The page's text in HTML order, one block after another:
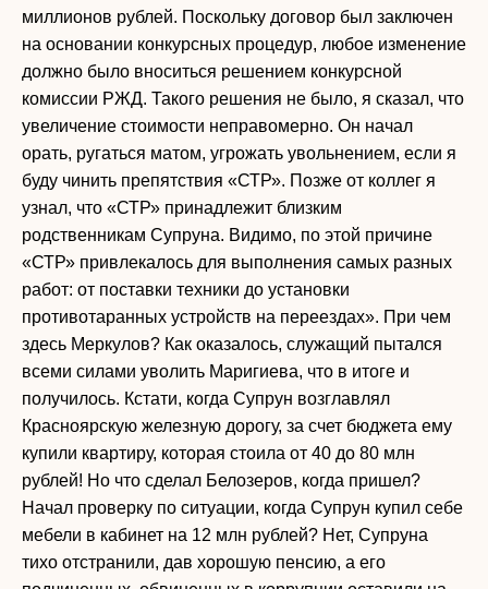
миллионов рублей. Поскольку договор был заключен
на основании конкурсных процедур, любое изменение
должно было вноситься решением конкурсной
комиссии РЖД. Такого решения не было, я сказал, что
увеличение стоимости неправомерно. Он начал
орать, ругаться матом, угрожать увольнением, если я
буду чинить препятствия «СТР». Позже от коллег я
узнал, что «СТР» принадлежит близким
родственникам Супруна. Видимо, по этой причине
«СТР» привлекалось для выполнения самых разных
работ: от поставки техники до установки
противотаранных устройств на переездах». При чем
здесь Меркулов? Как оказалось, служащий пытался
всеми силами уволить Маригиева, что в итоге и
получилось. Кстати, когда Супрун возглавлял
Красноярскую железную дорогу, за счет бюджета ему
купили квартиру, которая стоила от 40 до 80 млн
рублей! Но что сделал Белозеров, когда пришел?
Начал проверку по ситуации, когда Супрун купил себе
мебели в кабинет на 12 млн рублей? Нет, Супруна
тихо отстранили, дав хорошую пенсию, а его